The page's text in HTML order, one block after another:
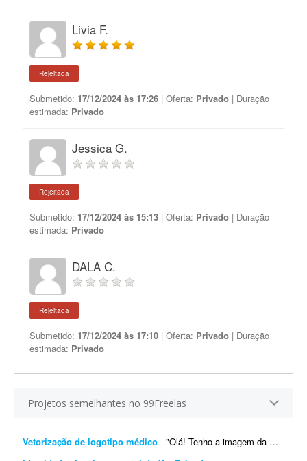
Livia F.
Rejeitada
Submetido: 17/12/2024 às 17:26 | Oferta: Privado | Duração
estimada: Privado
Jessica G.
Rejeitada
Submetido: 17/12/2024 às 15:13 | Oferta: Privado | Duração
estimada: Privado
DALA C.
Rejeitada
Submetido: 17/12/2024 às 17:10 | Oferta: Privado | Duração
estimada: Privado
Projetos semelhantes no 99Freelas
Vetorização de logotipo médico - "Olá! Tenho a imagem da minha logomarca recentemente alterada por IA em alta resolução, mas preciso do arquivo base vetorizado para garantir qualidade na reproduç&a...